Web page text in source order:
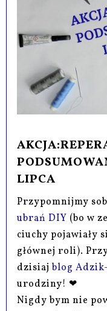
LIPCA
Przypomnijmy
ubrań DIY (bo w
ciuchy pojawiały
głównej roli).
dzisiajblog
urodziny! ❤
Nigdy bym nie